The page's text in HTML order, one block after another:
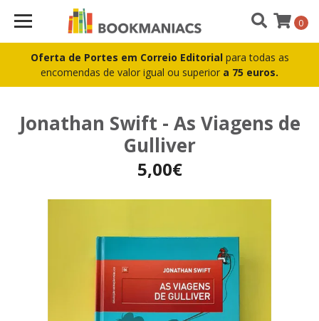
Oferta de Portes em Correio Editorial para todas as
encomendas de valor igual ou superior a 75 euros.
0
Jonathan Swift - As Viagens de
Gulliver
5,00€